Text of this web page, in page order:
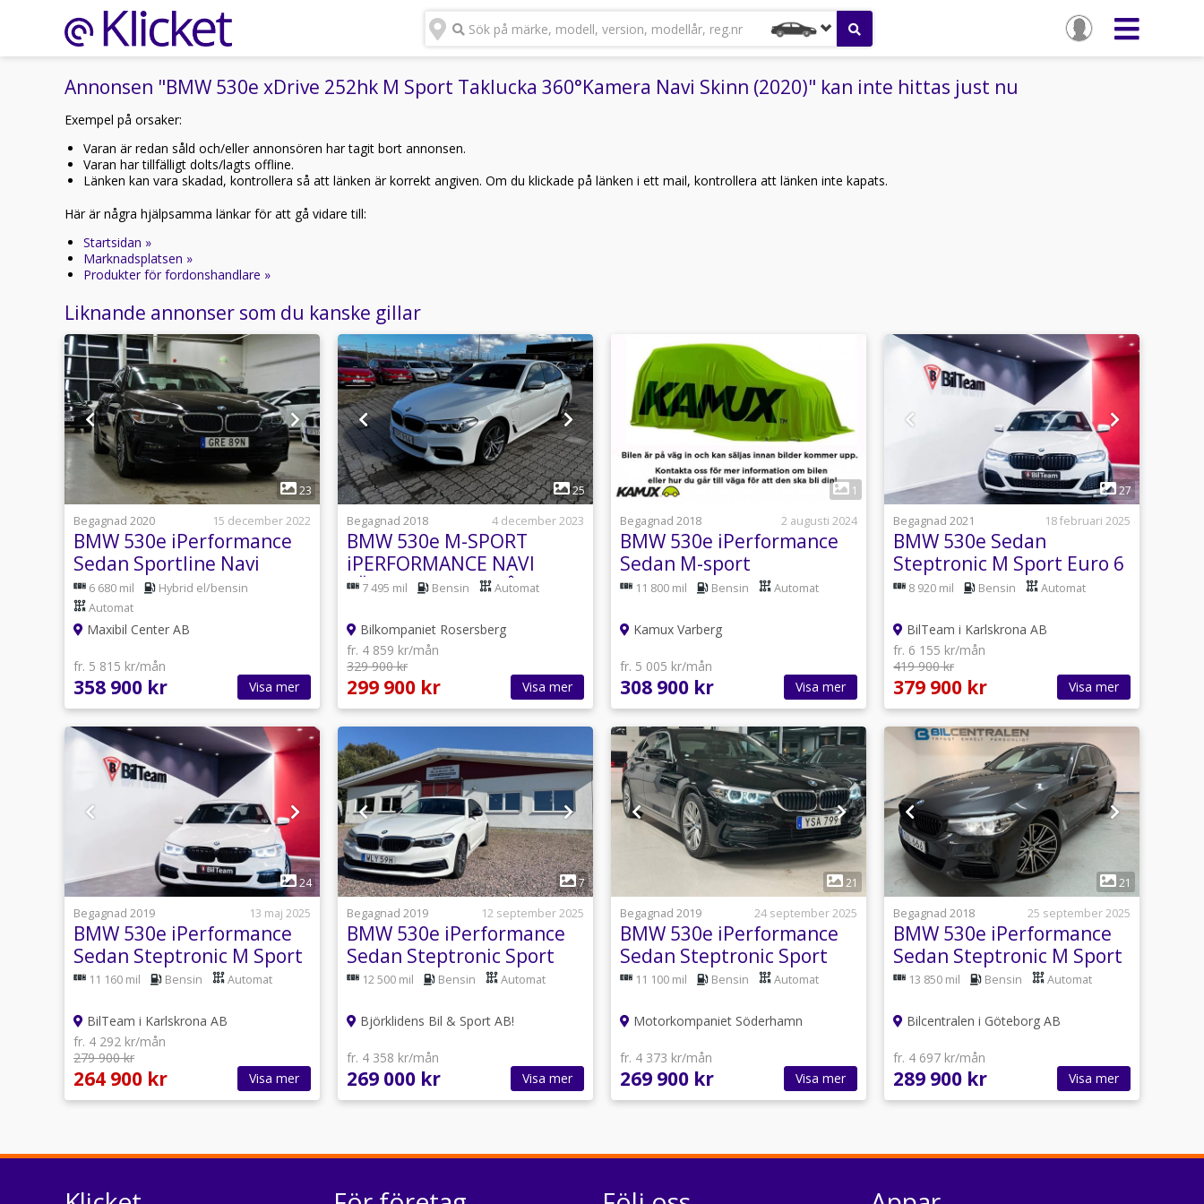
Sök på märke, modell, version, modellår, reg.nr
Annonsen "BMW 530e xDrive 252hk M Sport Taklucka 360°Kamera Navi Skinn (2020)" kan inte hittas just nu
Exempel på orsaker:
Varan är redan såld och/eller annonsören har tagit bort annonsen.
Varan har tillfälligt dolts/lagts offline.
Länken kan vara skadad, kontrollera så att länken är korrekt angiven. Om du klickade på länken i ett mail, kontrollera att länken inte kapats.
Här är några hjälpsamma länkar för att gå vidare till:
Startsidan »
Marknadsplatsen »
Produkter för fordonshandlare »
Liknande annonser som du kanske gillar
1
23
Begagnad 2020
15 december 2022
BMW 530e iPerformance
Sedan Sportline Navi
Värmare 252hk
6 680 mil
Hybrid el/bensin
Automat
Maxibil Center AB
fr. 5 815 kr/mån
358 900 kr Visa mer
1
25
Begagnad 2018
4 december 2023
BMW 530e M-SPORT
iPERFORMANCE NAVI
LÄDER KAMERA 2-ÅRS
7 495 mil Bensin Automat
Bilkompaniet Rosersberg
fr. 4 859 kr/mån
329 900 kr
299 900 kr Visa mer
1
Begagnad 2018
2 augusti 2024
BMW 530e iPerformance
Sedan M-sport
Backkamera Navi 252hk
11 800 mil Bensin Automat
Kamux Varberg
fr. 5 005 kr/mån
308 900 kr Visa mer
1
27
Begagnad 2021
18 februari 2025
BMW 530e Sedan
Steptronic M Sport Euro 6
8 920 mil Bensin Automat
BilTeam i Karlskrona AB
fr. 6 155 kr/mån
419 900 kr
379 900 kr Visa mer
1
24
Begagnad 2019
13 maj 2025
BMW 530e iPerformance
Sedan Steptronic M Sport
Euro 6
11 160 mil Bensin Automat
BilTeam i Karlskrona AB
fr. 4 292 kr/mån
279 900 kr
264 900 kr Visa mer
1
7
Begagnad 2019
12 september 2025
BMW 530e iPerformance
Sedan Steptronic Sport
line Euro 6
12 500 mil Bensin Automat
Björklidens Bil & Sport AB!
fr. 4 358 kr/mån
269 000 kr Visa mer
1
21
Begagnad 2019
24 september 2025
BMW 530e iPerformance
Sedan Steptronic Sport
line Euro 6
11 100 mil Bensin Automat
Motorkompaniet Söderhamn
fr. 4 373 kr/mån
269 900 kr Visa mer
1
21
Begagnad 2018
25 september 2025
BMW 530e iPerformance
Sedan Steptronic M Sport
Euro 6
13 850 mil Bensin Automat
Bilcentralen i Göteborg AB
fr. 4 697 kr/mån
289 900 kr Visa mer